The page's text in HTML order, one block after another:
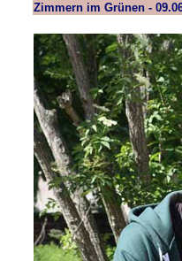
Zimmern im Grünen -